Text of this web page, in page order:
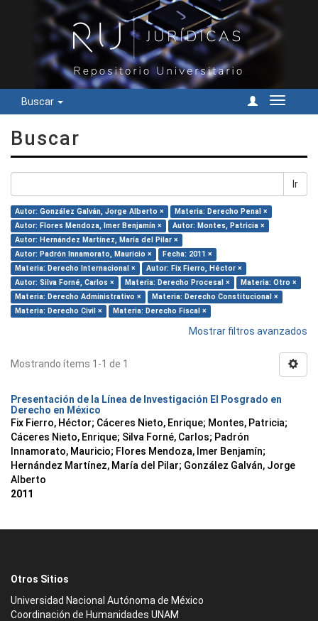
Buscar
Cambiar
Buscar
Ir
Autor: González Galván, Jorge Alberto ×
Materia: Derecho Penal ×
Autor: Flores Mendoza, Imer Benjamín ×
Autor: Montes, Patricia ×
Autor: Hernández Martínez, María del Pilar ×
Autor: Padrón Innamorato, Mauricio ×
Fecha: 2011 ×
Materia: Derecho Internacional ×
Autor: Fix Fierro, Héctor ×
Autor: Silva Forné, Carlos ×
Materia: Derecho Procesal ×
Materia: Otro ×
Materia: Derecho Administrativo ×
Materia: Derecho Constitucional ×
Materia: Derecho Civil ×
Materia: Derecho Fiscal ×
Mostrar filtros avanzados
Mostrando ítems 1-1 de 1
Presentación de la Línea de Investigación El Posgrado en
Derecho en México
Fix Fierro, Héctor; Cáceres Nieto, Enrique; Montes, Patricia;
Cáceres Nieto, Enrique; Silva Forné, Carlos; Padrón
Innamorato, Mauricio; Flores Mendoza, Imer Benjamín;
Hernández Martínez, María del Pilar; González Galván, Jorge
Alberto
2011
Otros Sitios
Universidad Nacional Autónoma de México
Coordinación de Humanidades UNAM